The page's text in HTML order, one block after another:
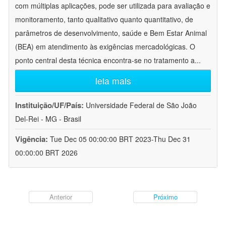
com múltiplas aplicações, pode ser utilizada para avaliação e
monitoramento, tanto qualitativo quanto quantitativo, de
parâmetros de desenvolvimento, saúde e Bem Estar Animal
(BEA) em atendimento às exigências mercadológicas. O
ponto central desta técnica encontra-se no tratamento a...
leia mais
Instituição/UF/País: Universidade Federal de São João
Del-Rei - MG - Brasil
Vigência: Tue Dec 05 00:00:00 BRT 2023-Thu Dec 31
00:00:00 BRT 2026
Anterior Próximo